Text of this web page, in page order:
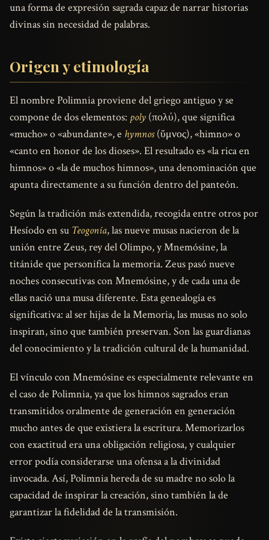
una forma de expresión sagrada capaz de narrar historias
divinas sin necesidad de palabras.
Origen y etimología
El nombre Polimnia proviene del griego antiguo y se
compone de dos elementos: poly (πολύ), que significa
«mucho» o «abundante», e hymnos(ὕμνος), «himno» o
«canto en honor de los dioses». El resultado es «la rica en
himnos» o «la de muchos himnos», una denominación que
apunta directamente a su función dentro del panteón.
Según la tradición más extendida, recogida entre otros por
Hesíodo en su Teogonía, las nueve musas nacieron de la
unión entre Zeus, rey del Olimpo, y Mnemósine, la
titánide que personifica la memoria. Zeus pasó nueve
noches consecutivas con Mnemósine, y de cada una de
ellas nació una musa diferente. Esta genealogía es
significativa: al ser hijas de la Memoria, las musas no solo
inspiran, sino que también preservan. Son las guardianas
del conocimiento y la tradición cultural de la humanidad.
El vínculo con Mnemósine es especialmente relevante en
el caso de Polimnia, ya que los himnos sagrados eran
transmitidos oralmente de generación en generación
mucho antes de que existiera la escritura. Memorizarlos
con exactitud era una obligación religiosa, y cualquier
error podía considerarse una ofensa a la divinidad
invocada. Así, Polimnia hereda de su madre no solo la
capacidad de inspirar la creación, sino también la de
garantizar la fidelidad de la transmisión.